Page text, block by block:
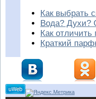
Как выбрать
Вода? Духи?
Как
Краткий